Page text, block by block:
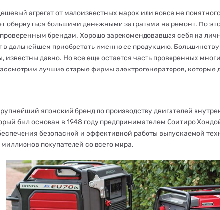
агрегат от малоизвестных марок или вовсе не
обернуться большими денежными затратами на ремонт. По
брендам. Хорошо зарекомендовавшая себя на
в дальнейшем приобретать именно ее продукцию.
известны давно. Но все еще остается часть проверенных
лучшие старые фирмы электрогенераторов, которые
японский бренд по производству двигателей
был основан в 1948 году предпринимателем Соитиро
безопасной и эффективной работы выпускаемой
покупателей со всего мира.